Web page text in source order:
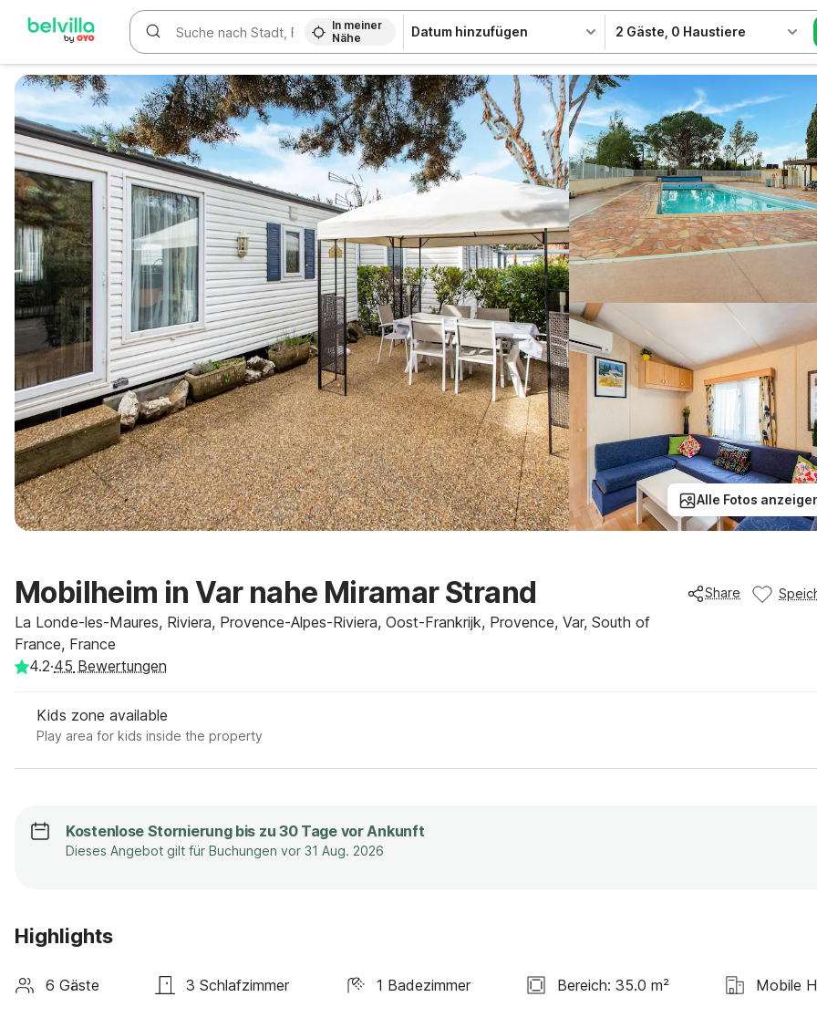
WIZARD MEMBER
In meiner
Nähe
Datum hinzufügen 2 Gäste 0 Haustiere
Alle Fotos
Mobilheim in Var nahe Miramar Strand
La Londe-les-Maures, Riviera, Provence-Alpes-Riviera, Oost-Frankrijk, Provence, Var, South of
France, France
Share
4.2·45 Bewertungen
Kids zone available
Play area for kids inside the property
Kostenlose Stornierung bis zu 30 Tage vor Ankunft
Dieses Angebot gilt für Buchungen vor 31 Aug. 2026
Highlights
6 Gäste 3 Schlafzimmer 1 Badezimmer Bereich: 35.0 m² Mobile